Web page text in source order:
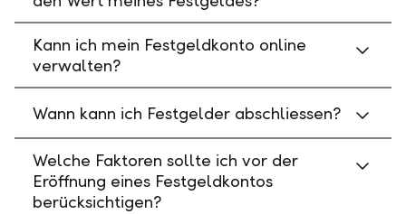
Kann ich mein Festgeldkonto online
verwalten?
Wann kann ich Festgelder abschliessen?
Welche Faktoren sollte ich vor der
Eröffnung eines Festgeldkontos
berücksichtigen?